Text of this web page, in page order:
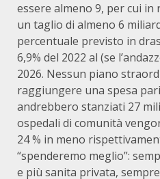
essere almeno 9, per cui
un taglio di almeno 6
percentuale previsto in
6,9% del 2022 al (se
2026. Nessun piano
raggiungere una spesa
andrebbero stanziati 27
ospedali di comunità
24 % in meno
“spenderemo meglio”:
e più sanita privata,